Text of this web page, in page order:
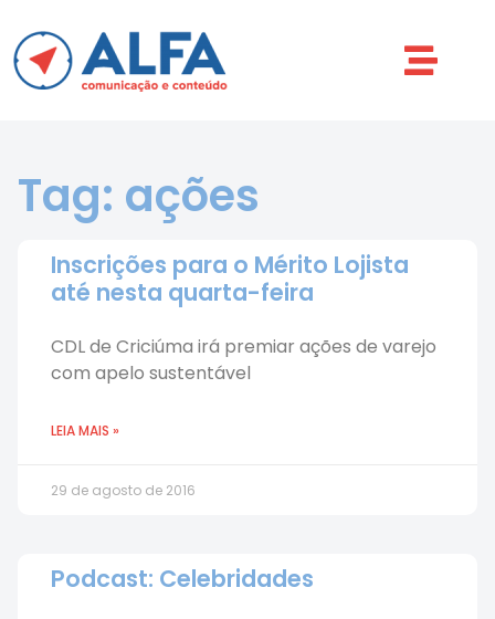
Tag: ações
Inscrições para o Mérito Lojista
até nesta quarta-feira
CDL de Criciúma irá premiar ações de varejo
com apelo sustentável
LEIA MAIS »
29 de agosto de 2016
Podcast: Celebridades